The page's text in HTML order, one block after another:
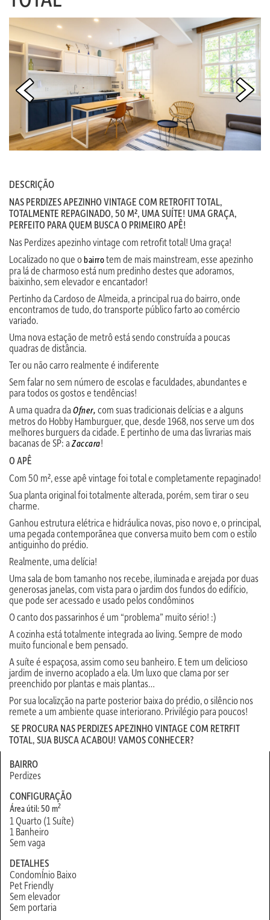
DESCRIÇÃO
NAS PERDIZES APEZINHO VINTAGE COM RETROFIT TOTAL,
TOTALMENTE REPAGINADO, 50 M², UMA SUÍTE! UMA GRAÇA,
PERFEITO PARA QUEM BUSCA O PRIMEIRO APÊ!
Nas Perdizes apezinho vintage com retrofit total! Uma graça!
Localizado no que obairrotem de mais mainstream, esse apezinho
pra lá de charmoso está num predinho destes que adoramos,
baixinho, sem elevador e encantador!
Pertinho da Cardoso de Almeida, a principal rua do bairro, onde
encontramos de tudo, do transporte público farto ao comércio
variado.
Uma nova estação de metrô está sendo construída a poucas
quadras de distância.
Ter ou não carro realmente é indiferente
Sem falar no sem número de escolas e faculdades, abundantes e
para todos os gostos e tendências!
A uma quadra da Ofner, com suas tradicionais delícias e a alguns
metros do Hobby Hamburguer, que, desde 1968, nos serve um dos
melhores burguers da cidade. E pertinho de uma das livrarias mais
bacanas de SP: a Zaccara!
O APÊ
Com 50 m², esse apê vintage foi total e completamente repaginado!
Sua planta original foi totalmente alterada, porém, sem tirar o seu
charme.
Ganhou estrutura elétrica e hidráulica novas, piso novo e, o principal,
uma pegada contemporãnea que conversa muito bem com o estilo
antiguinho do prédio.
Realmente, uma delícia!
Uma sala de bom tamanho nos recebe, iluminada e arejada por duas
generosas janelas, com vista para o jardim dos fundos do edifício,
que pode ser acessado e usado pelos condôminos
O canto dos passarinhos é um “problema” muito sério! :)
A cozinha está totalmente integrada ao living. Sempre de modo
muito funcional e bem pensado.
A suíte é espaçosa, assim como seu banheiro. E tem um delicioso
jardim de inverno acoplado a ela. Um luxo que clama por ser
preenchido por plantas e mais plantas…
Por sua localizção na parte posterior baixa do prédio, o silêncio nos
remete a um ambiente quase interiorano. Privilégio para poucos!
SE PROCURA NAS PERDIZES APEZINHO VINTAGE COM RETRFIT
TOTAL, SUA BUSCA ACABOU! VAMOS CONHECER?
BAIRRO
Perdizes
CONFIGURAÇÃO
Área útil: 50 m2
1 Quarto (1 Suíte)
1 Banheiro
Sem vaga
DETALHES
CondomÍnio Baixo
Pet Friendly
Sem elevador
Sem portaria